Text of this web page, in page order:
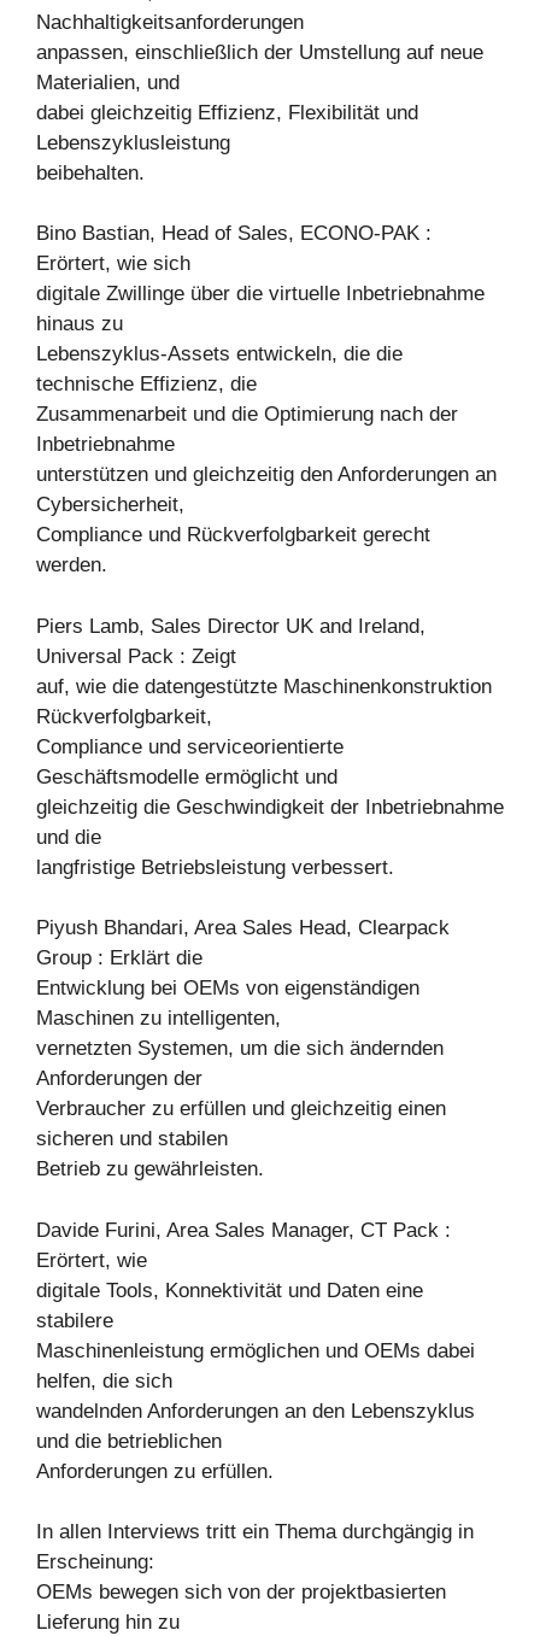
Nachhaltigkeitsanforderungen
anpassen, einschließlich der Umstellung auf neue
Materialien, und
dabei gleichzeitig Effizienz, Flexibilität und
Lebenszyklusleistung
beibehalten.
Bino Bastian, Head of Sales, ECONO-PAK :
Erörtert, wie sich
digitale Zwillinge über die virtuelle Inbetriebnahme
hinaus zu
Lebenszyklus-Assets entwickeln, die die
technische Effizienz, die
Zusammenarbeit und die Optimierung nach der
Inbetriebnahme
unterstützen und gleichzeitig den Anforderungen an
Cybersicherheit,
Compliance und Rückverfolgbarkeit gerecht
werden.
Piers Lamb, Sales Director UK and Ireland,
Universal Pack : Zeigt
auf, wie die datengestützte Maschinenkonstruktion
Rückverfolgbarkeit,
Compliance und serviceorientierte
Geschäftsmodelle ermöglicht und
gleichzeitig die Geschwindigkeit der Inbetriebnahme
und die
langfristige Betriebsleistung verbessert.
Piyush Bhandari, Area Sales Head, Clearpack
Group : Erklärt die
Entwicklung bei OEMs von eigenständigen
Maschinen zu intelligenten,
vernetzten Systemen, um die sich ändernden
Anforderungen der
Verbraucher zu erfüllen und gleichzeitig einen
sicheren und stabilen
Betrieb zu gewährleisten.
Davide Furini, Area Sales Manager, CT Pack :
Erörtert, wie
digitale Tools, Konnektivität und Daten eine
stabilere
Maschinenleistung ermöglichen und OEMs dabei
helfen, die sich
wandelnden Anforderungen an den Lebenszyklus
und die betrieblichen
Anforderungen zu erfüllen.
In allen Interviews tritt ein Thema durchgängig in
Erscheinung:
OEMs bewegen sich von der projektbasierten
Lieferung hin zu